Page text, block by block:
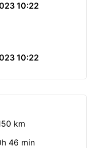
10:22
10:22
km
46 min